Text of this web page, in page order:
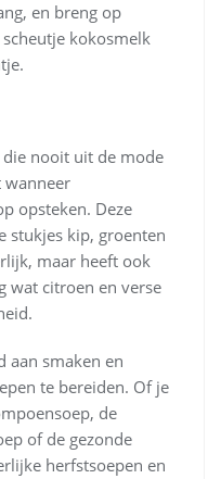
en breng op
kokosmelk
die nooit uit de mode
wanneer
opsteken. Deze
stukjes kip, groenten
maar heeft ook
wat citroen en verse
aan smaken en
te bereiden. Of je
de
of de gezonde
herfstsoepen en